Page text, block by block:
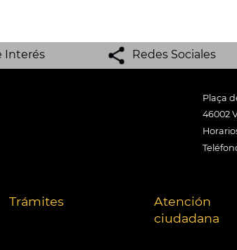
Interés Redes Sociales
Plaça
46002
Trámites
Atención
ciudadana